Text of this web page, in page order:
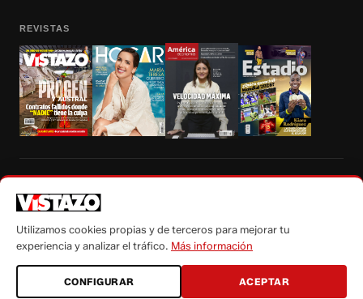
REVISTAS
autorización escrita de su titular, de todos los contenidos de Vistazo.com.
Utilizamos cookies propias y de terceros para mejorar tu
experiencia y analizar el tráfico. Más información
CONFIGURAR ACEPTAR